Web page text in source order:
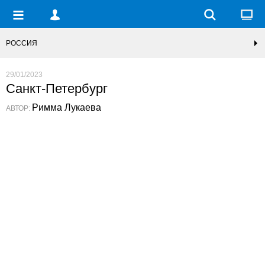
РОССИЯ
29/01/2023
Санкт-Петербург
АВТОР: Римма Лукаева